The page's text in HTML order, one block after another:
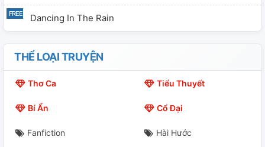
Dancing In The Rain
THỂ LOẠI TRUYỆN
Thơ Ca Tiểu Thuyết
Bí Ẩn Cổ Đại
Fanfiction Hài Hước